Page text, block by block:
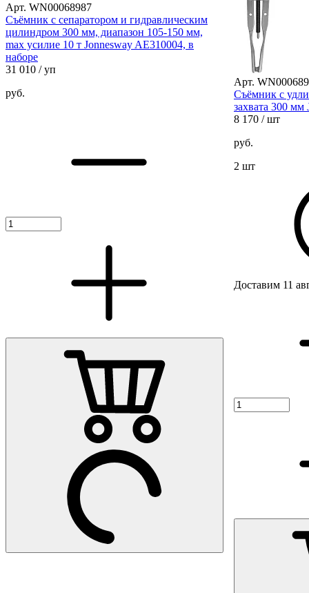
Арт. WN00068987
Cъёмник с сепаратором и гидравлическим
цилиндром 300 мм, диапазон 105-150 мм,
max усилие 10 т Jonnesway AE310004, в
наборе
31 010 / уп
руб.
Арт.
Cъёмник с
захвата 300
8 170 / шт
руб.
2 шт
Доставим 11